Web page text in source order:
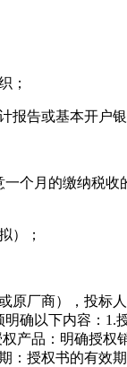
；
报告或基本开户银
个月的缴纳税
）；
厂商），投
确以下内容：
产品：明确授
授权书的有效